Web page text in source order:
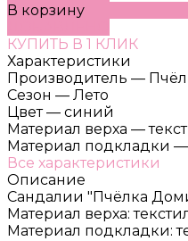
В корзину
КУПИТЬ В 1 КЛИК
Характеристики
Производитель —
Сезон — Лето
Цвет — синий
Материал верха —
Материал подкладки —
Все характеристики
Описание
Сандалии "Пчёлка
Материал верха:
Материал подкладки: